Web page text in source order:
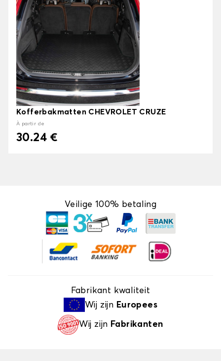
Kofferbakmatten CHEVROLET CRUZE
À partir de
30.24 €
Veilige 100% betaling
Fabrikant kwaliteit
Wij zijn Europees
Wij zijn Fabrikanten